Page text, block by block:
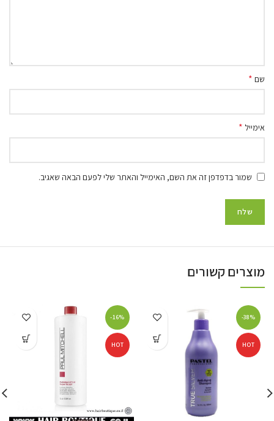
שם *
אימייל *
שמור בדפדפן זה את השם, האימייל והאתר שלי לפעם הבאה שאגיב.
מוצרים קשורים
-38%
HOT
-16%
HOT